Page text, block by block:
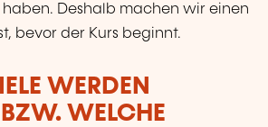
Deshalb machen wir einen
bevor der Kurs beginnt.
WERDEN
WELCHE